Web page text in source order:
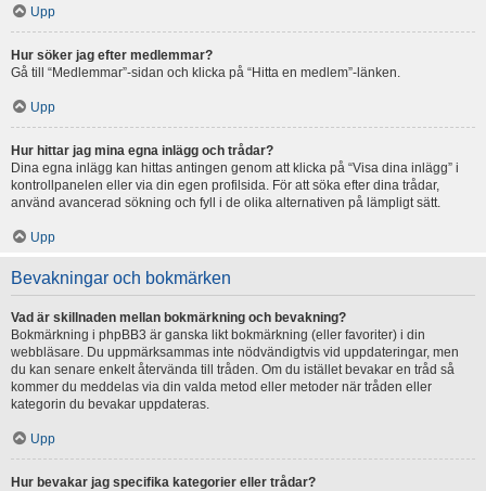
Upp
Hur söker jag efter medlemmar?
Gå till “Medlemmar”-sidan och klicka på “Hitta en medlem”-länken.
Upp
Hur hittar jag mina egna inlägg och trådar?
Dina egna inlägg kan hittas antingen genom att klicka på “Visa dina inlägg” i
kontrollpanelen eller via din egen profilsida. För att söka efter dina trådar,
använd avancerad sökning och fyll i de olika alternativen på lämpligt sätt.
Upp
Bevakningar och bokmärken
Vad är skillnaden mellan bokmärkning och bevakning?
Bokmärkning i phpBB3 är ganska likt bokmärkning (eller favoriter) i din
webbläsare. Du uppmärksammas inte nödvändigtvis vid uppdateringar, men
du kan senare enkelt återvända till tråden. Om du istället bevakar en tråd så
kommer du meddelas via din valda metod eller metoder när tråden eller
kategorin du bevakar uppdateras.
Upp
Hur bevakar jag specifika kategorier eller trådar?